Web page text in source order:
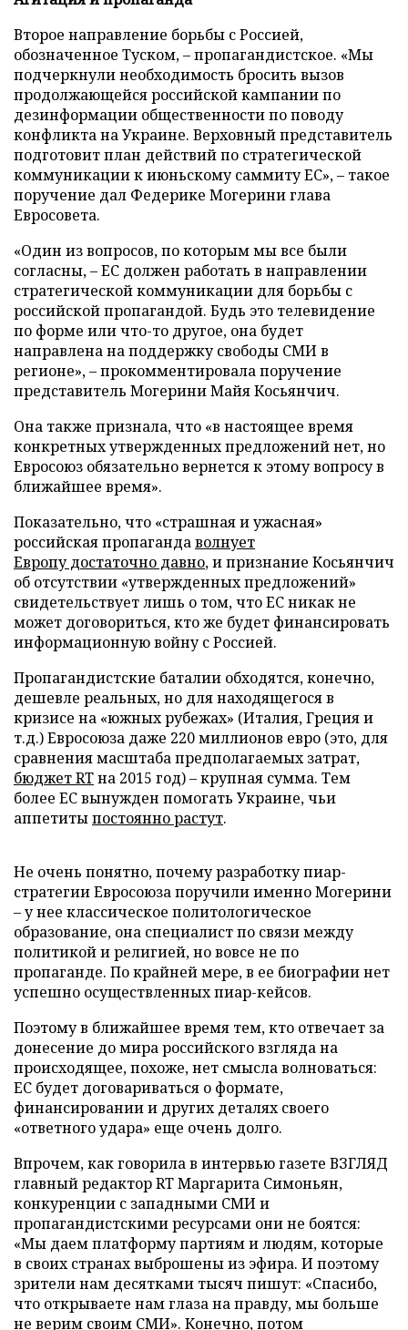
Второе направление борьбы с Россией,
обозначенное Туском, – пропагандистское. «Мы
подчеркнули необходимость бросить вызов
продолжающейся российской кампании по
дезинформации общественности по поводу
конфликта на Украине. Верховный представитель
подготовит план действий по стратегической
коммуникации к июньскому саммиту ЕС», – такое
поручение дал Федерике Могерини глава
Евросовета.
«Один из вопросов, по которым мы все были
согласны, – ЕС должен работать в направлении
стратегической коммуникации для борьбы с
российской пропагандой. Будь это телевидение
по форме или что-то другое, она будет
направлена на поддержку свободы СМИ в
регионе», – прокомментировала поручение
представитель Могерини Майя Косьянчич.
Она также признала, что «в настоящее время
конкретных утвержденных предложений нет, но
Евросоюз обязательно вернется к этому вопросу в
ближайшее время».
Показательно, что «страшная и ужасная»
российская пропагандаволнует
Европу достаточно давно, и признание Косьянчич
об отсутствии «утвержденных предложений»
свидетельствует лишь о том, что ЕС никак не
может договориться, кто же будет финансировать
информационную войну с Россией.
Пропагандистские баталии обходятся, конечно,
дешевле реальных, но для находящегося в
кризисе на «южных рубежах» (Италия, Греция и
т.д.) Евросоюза даже 220 миллионов евро (это, для
сравнения масштаба предполагаемых затрат,
бюджет RTна 2015 год) – крупная сумма. Тем
более ЕС вынужден помогать Украине, чьи
аппетитыпостоянно растут.
Не очень понятно, почему разработку пиар-
стратегии Евросоюза поручили именно Могерини
– у нее классическое политологическое
образование, она специалист по связи между
политикой и религией, но вовсе не по
пропаганде. По крайней мере, в ее биографии нет
успешно осуществленных пиар-кейсов.
Поэтому в ближайшее время тем, кто отвечает за
донесение до мира российского взгляда на
происходящее, похоже, нет смысла волноваться:
ЕС будет договариваться о формате,
финансировании и других деталях своего
«ответного удара» еще очень долго.
Впрочем, как говорила в интервью газете ВЗГЛЯД
главный редактор RT Маргарита Симоньян,
конкуренции с западными СМИ и
пропагандистскими ресурсами они не боятся:
«Мы даем платформу партиям и людям, которые
в своих странах выброшены из эфира. И поэтому
зрители нам десятками тысяч пишут: «Спасибо,
что открываете нам глаза на правду, мы больше
не верим своим СМИ». Конечно, потом